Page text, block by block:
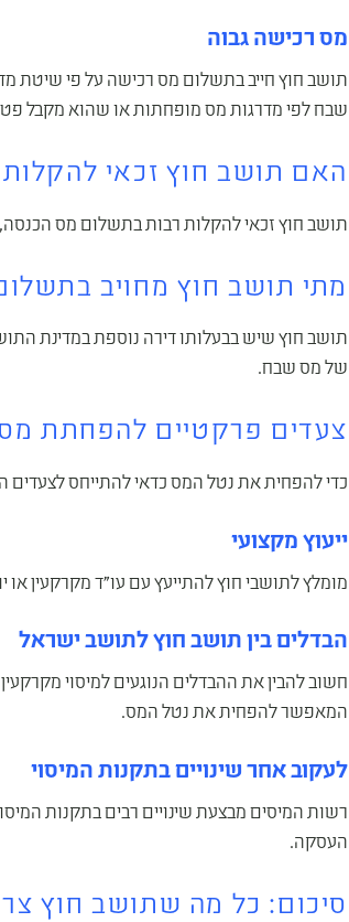
מס רכישה גבוה
תושב חוץ חייב בתשלום מס רכישה על פי שיטת
שבח לפי מדרגות מס מופחתות או שהוא מקבל
האם תושב חוץ זכאי
תושב חוץ זכאי להקלות רבות בתשלום מס
מתי תושב חוץ מחויב
תושב חוץ שיש בבעלותו דירה נוספת במדינת
של מס שבח.
צעדים פרקטיים להפחתת
כדי להפחית את נטל המס כדאי להתייחס לצעדים
ייעוץ מקצועי
מומלץ לתושבי חוץ להתייעץ עם עו"ד מקרקעין
הבדלים בין תושב חוץ לתושב ישראל
חשוב להבין את ההבדלים הנוגעים למיסוי
המאפשר להפחית את נטל המס.
לעקוב אחר שינויים בתקנות המיסוי
רשות המיסים מבצעת שינויים רבים בתקנות
העסקה.
סיכום: כל מה שתושב חוץ